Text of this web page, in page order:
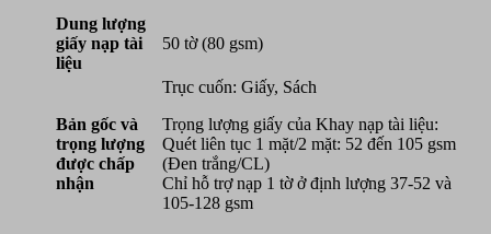
Dung lượng
giấy nạp tài
liệu
50 tờ (80 gsm)
Bản gốc và
trọng lượng
được chấp
nhận
Trục cuốn: Giấy, Sách
Trọng lượng giấy của Khay nạp tài liệu:
Quét liên tục 1 mặt/2 mặt: 52 đến 105 gsm
(Đen trắng/CL)
Chỉ hỗ trợ nạp 1 tờ ở định lượng 37-52 và
105-128 gsm